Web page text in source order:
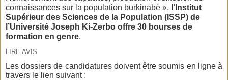
connaissances sur la population burkinabè », l’Institut
Supérieur des Sciences de la Population (ISSP) de
l’Université Joseph Ki-Zerbo offre 30 bourses de
formation en genre.
LIRE AVIS
Les dossiers de candidatures doivent être soumis en ligne à
travers le lien suivant :